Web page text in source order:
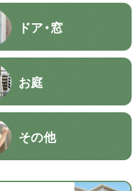
ドア・窓
お庭
その他